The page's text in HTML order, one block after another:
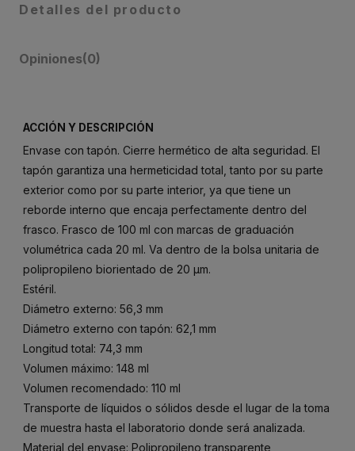
Detalles del producto
Opiniones(0)
ACCIÓN Y DESCRIPCIÓN
Envase con tapón. Cierre hermético de alta seguridad. El
tapón garantiza una hermeticidad total, tanto por su parte
exterior como por su parte interior, ya que tiene un
reborde interno que encaja perfectamente dentro del
frasco. Frasco de 100 ml con marcas de graduación
volumétrica cada 20 ml. Va dentro de la bolsa unitaria de
polipropileno biorientado de 20 μm.
Estéril.
Diámetro externo: 56,3 mm
Diámetro externo con tapón: 62,1 mm
Longitud total: 74,3 mm
Volumen máximo: 148 ml
Volumen recomendado: 110 ml
Transporte de líquidos o sólidos desde el lugar de la toma
de muestra hasta el laboratorio donde será analizada.
Material del envase: Polipropileno transparente